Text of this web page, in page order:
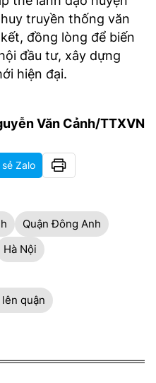
truyền thống văn
đồng lòng để biến
đầu tư, xây dựng
hiện đại.
Văn Cảnh/TTXVN
sẻ Zalo
Quận Đông Anh
Hà Nội
quận